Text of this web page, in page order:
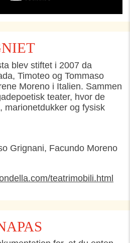
blev stiftet i 2007 da
Timoteo og Tommaso
Moreno i Italien. Sammen
teater, hvor de
marionetdukker og fysisk
Grignani, Facundo Moreno
teatrimobili.html